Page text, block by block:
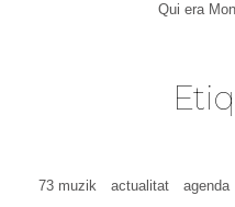
Qui era
73 muzik actualitat agenda